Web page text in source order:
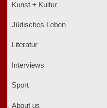
Kunst + Kultur
Jüdisches Leben
Literatur
Interviews
Sport
About us